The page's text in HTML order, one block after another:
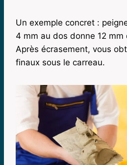
Un exemple concret :
4 mm au dos donne 12
Après écrasement, vous
finaux sous le carreau.